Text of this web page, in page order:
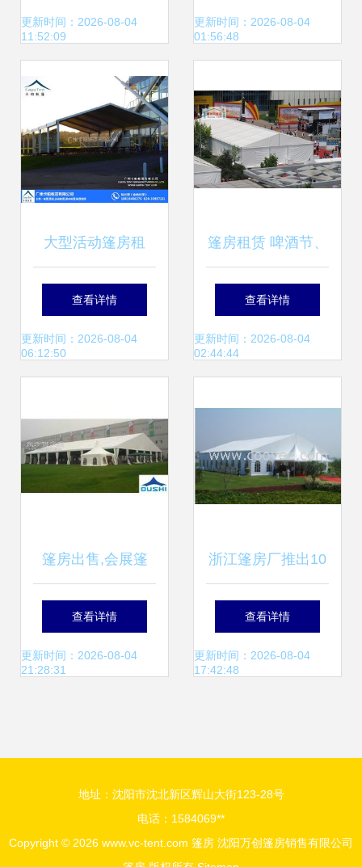
婚礼庆典中的多功
更新时间：2026-08-04
11:52:09
更新时间：2026-08-04
01:56:48
大型活动篷房租
赁，珠海篷房租
赁，卡帕帐篷，卡
动更有型
查看详情
更新时间：2026-08-04
06:12:50
篷房租赁 啤酒节、
车展等活动的首选
方案及价格解析
查看详情
更新时间：2026-08-04
02:44:44
篷房出售,会展篷
房,篷房搭建
查看详情
更新时间：2026-08-04
21:28:31
浙江篷房厂推出10
米、15米婚礼专用
篷房，租赁与销售
查看详情
更新时间：2026-08-04
17:42:48
地址：沈阳市沈北新区辉山大街123-28号
电话：1584069**
Copyright © 2026 www.vc-tent.com 篷房 沈阳万创篷房销售有限公司